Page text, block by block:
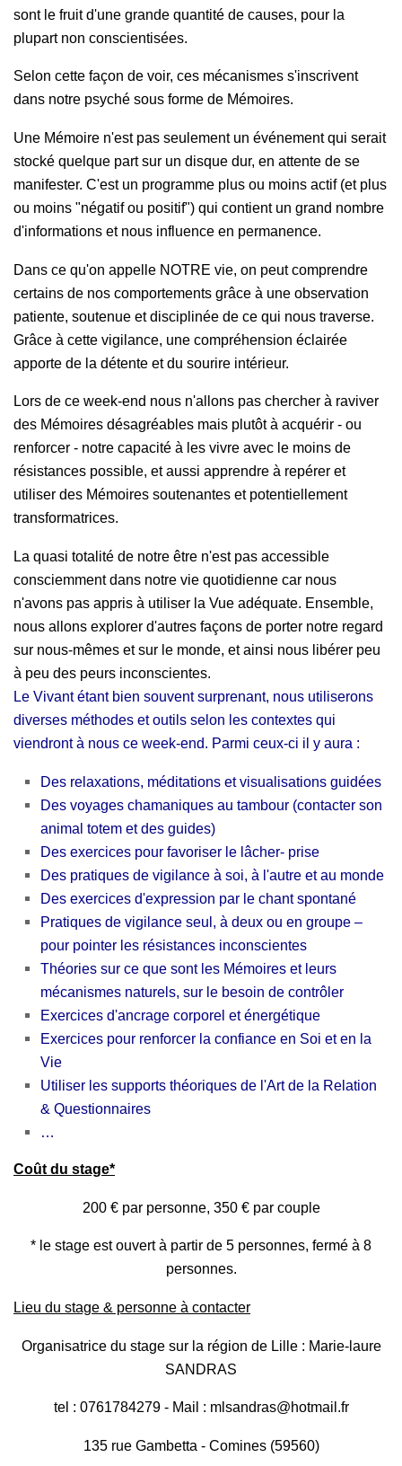
sont le fruit d'une grande quantité de causes, pour la
plupart non conscientisées.
Selon cette façon de voir, ces mécanismes s'inscrivent
dans notre psyché sous forme de Mémoires.
Une Mémoire n'est pas seulement un événement qui serait
stocké quelque part sur un disque dur, en attente de se
manifester. C'est un programme plus ou moins actif (et plus
ou moins "négatif ou positif") qui contient un grand nombre
d'informations et nous influence en permanence.
Dans ce qu'on appelle NOTRE vie, on peut comprendre
certains de nos comportements grâce à une observation
patiente, soutenue et disciplinée de ce qui nous traverse.
Grâce à cette vigilance, une compréhension éclairée
apporte de la détente et du sourire intérieur.
Lors de ce week-end nous n'allons pas chercher à raviver
des Mémoires désagréables mais plutôt à acquérir - ou
renforcer - notre capacité à les vivre avec le moins de
résistances possible, et aussi apprendre à repérer et
utiliser des Mémoires soutenantes et potentiellement
transformatrices.
La quasi totalité de notre être n'est pas accessible
consciemment dans notre vie quotidienne car nous
n'avons pas appris à utiliser la Vue adéquate. Ensemble,
nous allons explorer d'autres façons de porter notre regard
sur nous-mêmes et sur le monde, et ainsi nous libérer peu
à peu des peurs inconscientes.
Le Vivant étant bien souvent surprenant, nous utiliserons
diverses méthodes et outils selon les contextes qui
viendront à nous ce week-end. Parmi ceux-ci il y aura :
Des relaxations, méditations et visualisations guidées
Des voyages chamaniques au tambour (contacter son
animal totem et des guides)
Des exercices pour favoriser le lâcher- prise
Des pratiques de vigilance à soi, à l'autre et au monde
Des exercices d'expression par le chant spontané
Pratiques de vigilance seul, à deux ou en groupe –
pour pointer les résistances inconscientes
Théories sur ce que sont les Mémoires et leurs
mécanismes naturels, sur le besoin de contrôler
Exercices d'ancrage corporel et énergétique
Exercices pour renforcer la confiance en Soi et en la
Vie
Utiliser les supports théoriques de l'Art de la Relation
& Questionnaires
…
Coût du stage*
200 € par personne, 350 € par couple
* le stage est ouvert à partir de 5 personnes, fermé à 8
personnes.
Lieu du stage & personne à contacter
Organisatrice du stage sur la région de Lille : Marie-laure
SANDRAS
tel : 0761784279 - Mail : mlsandras@hotmail.fr
135 rue Gambetta - Comines (59560)